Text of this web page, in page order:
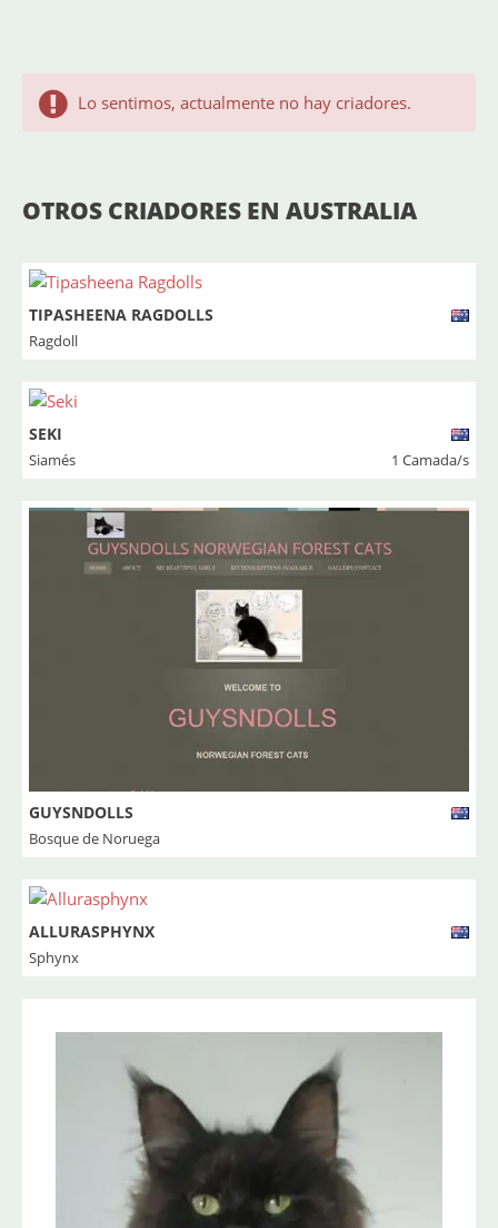
Lo sentimos, actualmente no hay criadores.
OTROS CRIADORES EN AUSTRALIA
TIPASHEENA RAGDOLLS
Ragdoll
SEKI
Siamés 1 Camada/s
GUYSNDOLLS
Bosque de Noruega
ALLURASPHYNX
Sphynx